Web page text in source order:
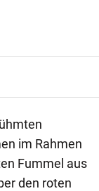
im Rahmen
Fummel aus
den roten